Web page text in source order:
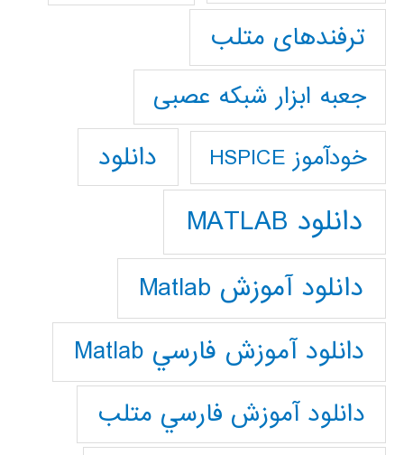
ترفندهای متلب
جعبه ابزار شبکه عصبی
خودآموز HSPICE دانلود
دانلود MATLAB
دانلود آموزش Matlab
دانلود آموزش فارسي Matlab
دانلود آموزش فارسي متلب